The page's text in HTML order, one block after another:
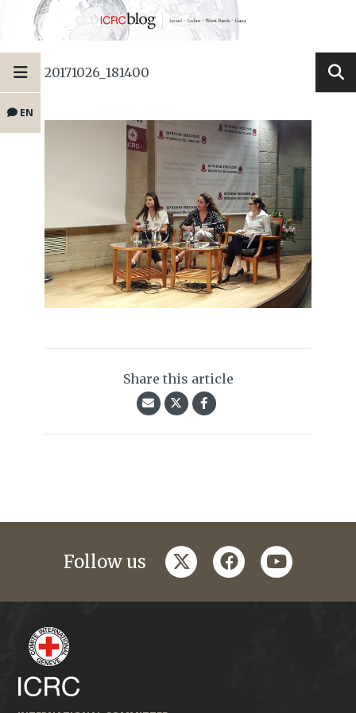
EN
20171026_181400
Share this article
Follow us twitterfacebookyoutube